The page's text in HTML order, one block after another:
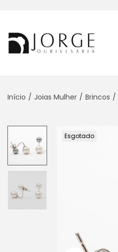
Início / Joias Mulher / Brincos /
Esgotado